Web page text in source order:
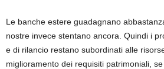
Le banche estere guadagnano
nostre invece stentano ancora. Quindi i
e di rilancio restano subordinati alle
miglioramento dei requisiti patrimoniali, se